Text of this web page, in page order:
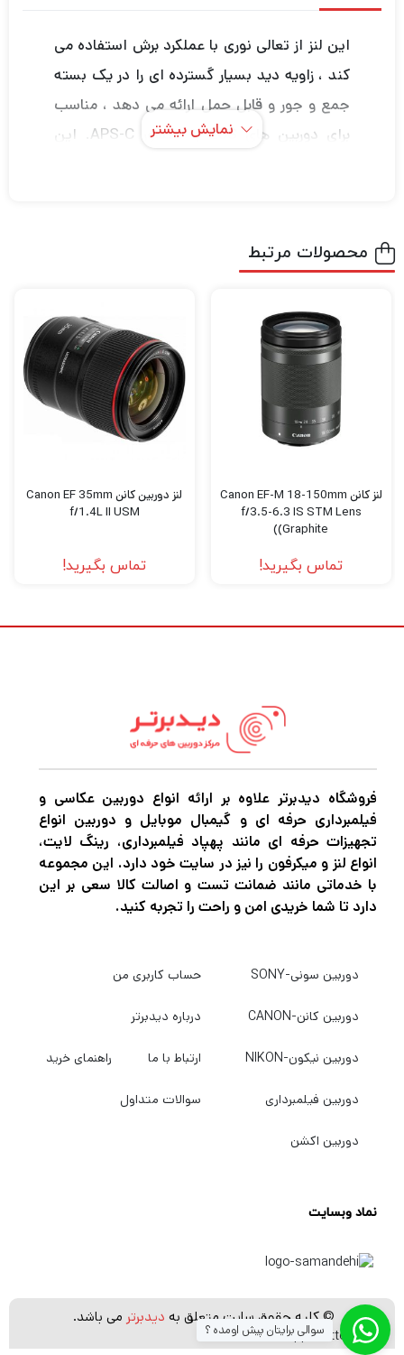
این لنز از تعالی نوری با عملکرد برش استفاده می
کند ، زاویه دید بسیار گسترده ای را در یک بسته
جمع و جور و قابل حمل ارائه می دهد ، مناسب
برای دوربین های EOS با سنسور APS-C. این
برای تصاویر با کنتراست بالا ، با وضوح بالا با
دیافراگم دایره ای با 7 تیغه به اطمینان از تاری و
ظرافت پس زمینه کمک می کند و سیستم تثبیت
کننده تصویر نوری Canon حداکثر چهار توقف
معادل اصلاح لرزش را فراهم می کند.
این لنز دارای STP موتور پله ای و مکانیسم تمرکز
ویدیو است. همچنین دارای سیستم فوکوس در
عملکرد قابل اعتماد ، پر سرعت و آرام را با زاویه
دید گسترده ارائه می دهد و آن را به یک لنز ایده
فیلمبرداری روزمره تبدیل می کند.
نمایش بیشتر
محصولات مرتبط
لنز کانن Canon EF-M 18-150mm
f/3.5-6.3 IS STM Lens
(Graphite)
تماس بگیرید!
لنز دوربین کانن Canon EF 35mm
f/1.4L II USM
تماس بگیرید!
فروشگاه دیدبرتر علاوه بر ارائه انواع دوربین عکاسی و
فیلمبرداری حرفه ای و گیمبال موبایل و دوربین انواع
تجهیزات حرفه ای مانند پهپاد فیلمبرداری، رینگ لایت،
انواع لنز و میکرفون را نیز در سایت خود دارد. این مجموعه
با خدماتی مانند ضمانت تست و اصالت کالا سعی بر این
دارد تا شما خریدی امن و راحت را تجربه کنید.
دوربین سونی-SONY
دوربین کانن-CANON
دوربین نیکون-NIKON
دوربین فیلمبرداری
دوربین اکشن
حساب کاربری من
درباره دیدبرتر
ارتباط با ما راهنمای خرید
سوالات متداول
نماد وبسایت
© کلیه حقوق سایت متعلق به دیدبرتر می باشد.
[whatsapp_buttons] سوالی برایتان پیش اومده ؟